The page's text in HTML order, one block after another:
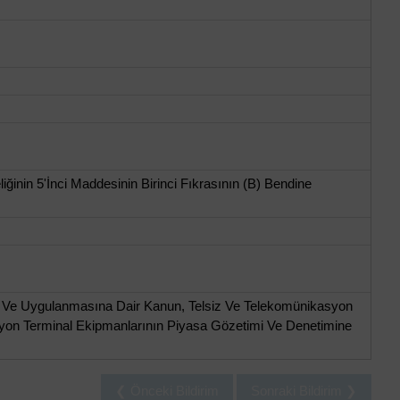
5'İnci Maddesinin Birinci Fıkrasının (B) Bendine
Uygulanmasına Dair Kanun, Telsiz Ve Telekomünikasyon
Terminal Ekipmanlarının Piyasa Gözetimi Ve Denetimine